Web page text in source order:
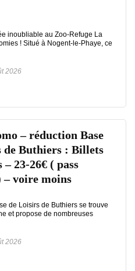
inoubliable au Zoo-Refuge La
! Situé à Nogent-le-Phaye, ce
2026
– réduction Base
de Buthiers : Billets
– 23-26€ ( pass
– voire moins
de Loisirs de Buthiers se trouve
et propose de nombreuses
2026